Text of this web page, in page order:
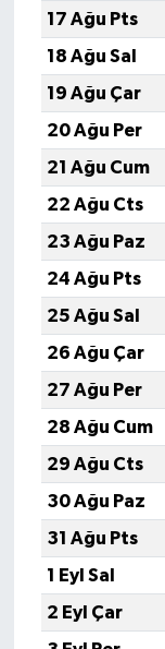
17 Ağu Pts
18 Ağu Sal
19 Ağu Çar
20 Ağu Per
21 Ağu Cum
22 Ağu Cts
23 Ağu Paz
24 Ağu Pts
25 Ağu Sal
26 Ağu Çar
27 Ağu Per
28 Ağu Cum
29 Ağu Cts
30 Ağu Paz
31 Ağu Pts
1 Eyl Sal
2 Eyl Çar